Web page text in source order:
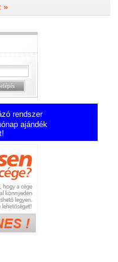
»
rendszer
ajándék